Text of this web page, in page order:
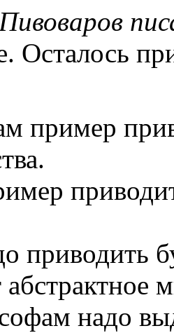
Осталось
пример
приводить
надо